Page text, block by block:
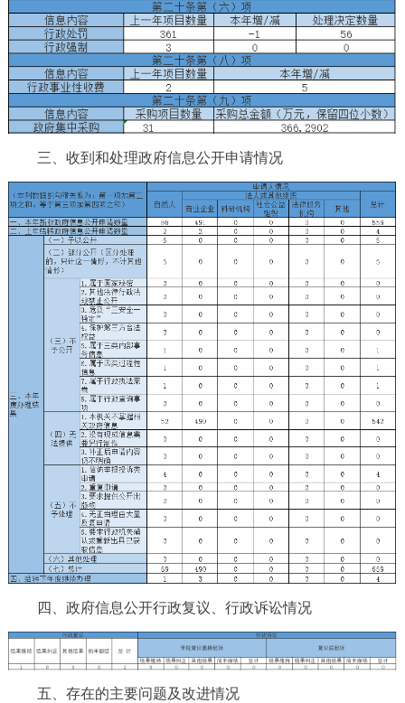
三、收到和处理政府信息公开申请情况
四、政府信息公开行政复议、行政诉讼情况
五、存在的主要问题及改进情况